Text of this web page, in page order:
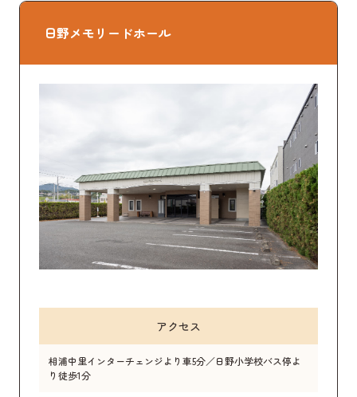
日野メモリードホール
アクセス
相浦中里インターチェンジより車5分／日野小学校バス停よ
り徒歩1分